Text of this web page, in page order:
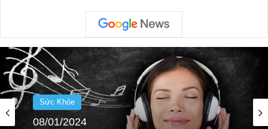
Sức Khỏe
09/07/2025